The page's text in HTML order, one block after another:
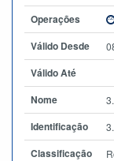
Operações
Válido Desde
Válido Até
Nome
Identificação
Classificação